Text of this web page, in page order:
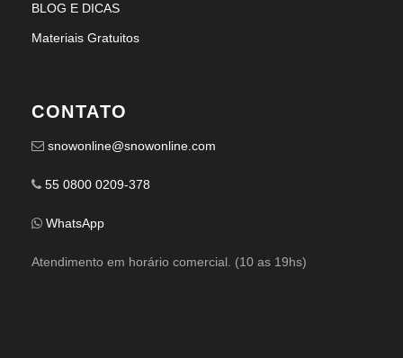
BLOG E DICAS
Materiais Gratuitos
CONTATO
snowonline@snowonline.com
55 0800 0209-378
WhatsApp
Atendimento em horário comercial. (10 as 19hs)